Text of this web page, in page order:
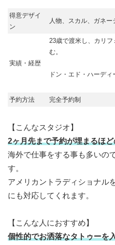
得意デザイ
ン
人物、スカル、ガネー
実績・経歴
23歳で渡米し、カリ
む。
ドン・エド・ハーディ
予約方法 完全予約制
【こんなスタジオ】
2ヶ月先まで予約が埋まるほ
海外で仕事をする事も多いの
す。
アメリカントラディショナル
にも対応してくれます。
【こんな人におすすめ】
個性的でお洒落なタトゥーを